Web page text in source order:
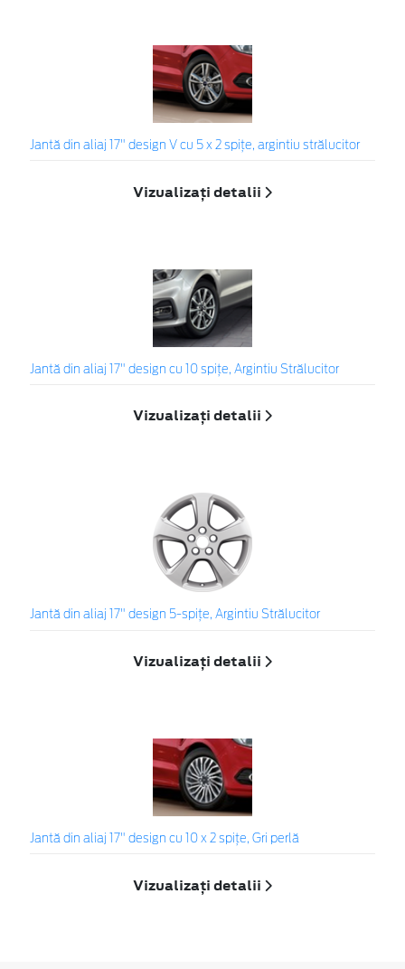
Jantă din aliaj 17" design V cu 5 x 2 spiţe, argintiu strălucitor
Vizualizați detalii
Jantă din aliaj 17" design cu 10 spiţe, Argintiu Strălucitor
Vizualizați detalii
Jantă din aliaj 17" design 5-spiţe, Argintiu Strălucitor
Vizualizați detalii
Jantă din aliaj 17" design cu 10 x 2 spițe, Gri perlă
Vizualizați detalii